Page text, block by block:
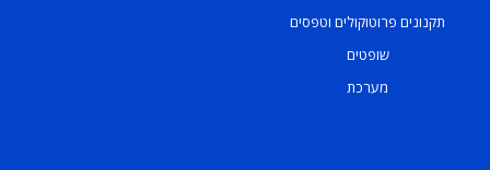
תקנונים פרוטוקולים וטפסים
שופטים
מערכת